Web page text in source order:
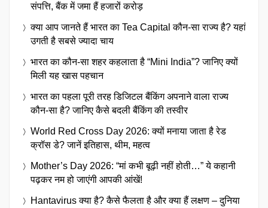
संपत्ति, बैंक में जमा हैं हजारों करोड़
क्या आप जानते हैं भारत का Tea Capital कौन-सा राज्य है? यहां
उगती है सबसे ज्यादा चाय
भारत का कौन-सा शहर कहलाता है “Mini India”? जानिए क्यों
मिली यह खास पहचान
भारत का पहला पूरी तरह डिजिटल बैंकिंग अपनाने वाला राज्य
कौन-सा है? जानिए कैसे बदली बैंकिंग की तस्वीर
World Red Cross Day 2026: क्यों मनाया जाता है रेड
क्रॉस डे? जानें इतिहास, थीम, महत्व
Mother’s Day 2026: “मां कभी बूढ़ी नहीं होती…” ये कहानी
पढ़कर नम हो जाएंगी आपकी आंखें!
Hantavirus क्या है? कैसे फैलता है और क्या हैं लक्षण – दुनिया